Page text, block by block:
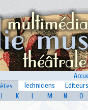
Techniciens
Editeurs
J K L M N O